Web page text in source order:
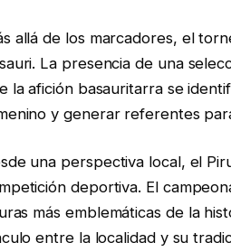
allá de los marcadores, el
La presencia de una
la afición basauritarra se
y generar referentes
una perspectiva local, el
deportiva. El
más emblemáticas de la
entre la localidad y su